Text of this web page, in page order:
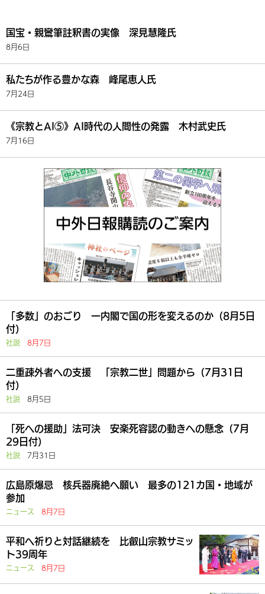
国宝・親鸞筆註釈書の実像 深見慧隆氏
8月6日
私たちが作る豊かな森 峰尾恵人氏
7月24日
《宗教とAI⑤》AI時代の人間性の発露 木村武史氏
7月16日
「多数」のおごり 一内閣で国の形を変えるのか（8月5日
付）
社説 8月7日
二重疎外者への支援 「宗教二世」問題から（7月31日
付）
社説 8月5日
「死への援助」法可決 安楽死容認の動きへの懸念（7月
29日付）
社説 7月31日
広島原爆忌 核兵器廃絶へ願い 最多の121カ国・地域が
参加
ニュース 8月7日
平和へ祈りと対話継続を 比叡山宗教サミッ
ト39周年
ニュース 8月7日